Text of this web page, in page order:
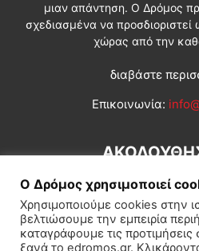
μιαν απάντηση. Ο Δρόμος
σχεδιασμένα να
χώρας από την
διαβάστε
Επικοινωνία:
Ο Δρόμος χρησιμοποιεί
Χρησιμοποιούμε cookies στην
βελτιώσουμε την εμπειρία
καταγράφουμε τις
ξανά το edromos.gr.